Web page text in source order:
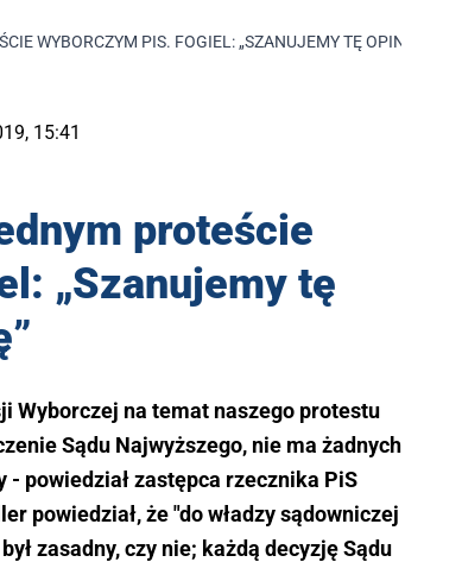
WYBORCZYM PIS. FOGIEL: „SZANUJEMY TĘ OPINIĘ”
15:41
proteście
„Szanujemy tę
Wyborczej na temat naszego protestu
Sądu Najwyższego, nie ma żadnych
- powiedział zastępca rzecznika PiS
powiedział, że "do władzy sądowniczej
zasadny, czy nie; każdą decyzję Sądu